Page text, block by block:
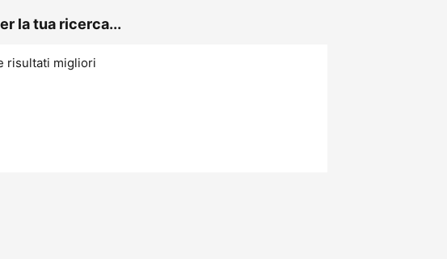
la tua ricerca...
risultati migliori